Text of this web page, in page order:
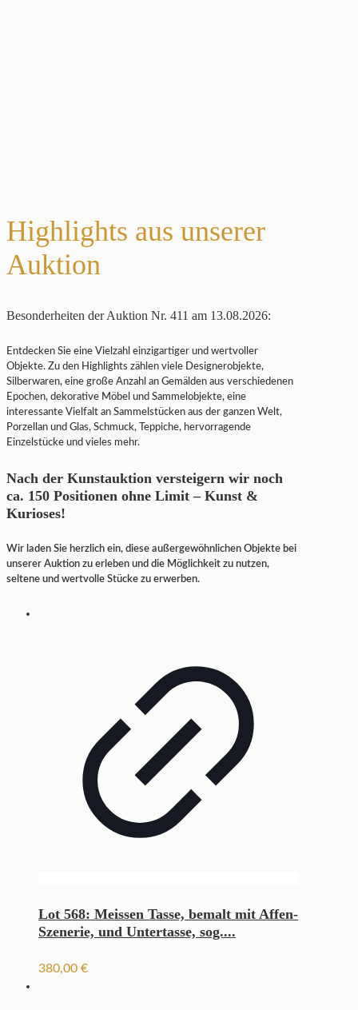
Highlights aus unserer
Auktion
Besonderheiten der Auktion Nr. 411 am 13.08.2026:
Entdecken Sie eine Vielzahl einzigartiger und wertvoller
Objekte. Zu den Highlights zählen viele Designerobjekte,
Silberwaren, eine große Anzahl an Gemälden aus verschiedenen
Epochen, dekorative Möbel und Sammelobjekte, eine
interessante Vielfalt an Sammelstücken aus der ganzen Welt,
Porzellan und Glas, Schmuck, Teppiche, hervorragende
Einzelstücke und vieles mehr.
Nach der Kunstauktion versteigern wir noch
ca. 150 Positionen ohne Limit – Kunst &
Kurioses!
Wir laden Sie herzlich ein, diese außergewöhnlichen Objekte bei
unserer Auktion zu erleben und die Möglichkeit zu nutzen,
seltene und wertvolle Stücke zu erwerben.
Lot 568: Meissen Tasse, bemalt mit Affen-
Szenerie, und Untertasse, sog....
380,00 €